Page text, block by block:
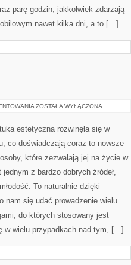
parę godzin, jakkolwiek zdarzają
nawet kilka dni, a to […]
ODONTOLOGIA
ZOSTAŁA WYŁĄCZONA
estetyczna rozwinęła się w
co doświadczają coraz to nowsze
które zezwalają jej na życie w
z bardzo dobrych źródeł,
To naturalnie dzięki
nam się udać prowadzenie wielu
do których stosowany jest
w wielu przypadkach nad tym, […]